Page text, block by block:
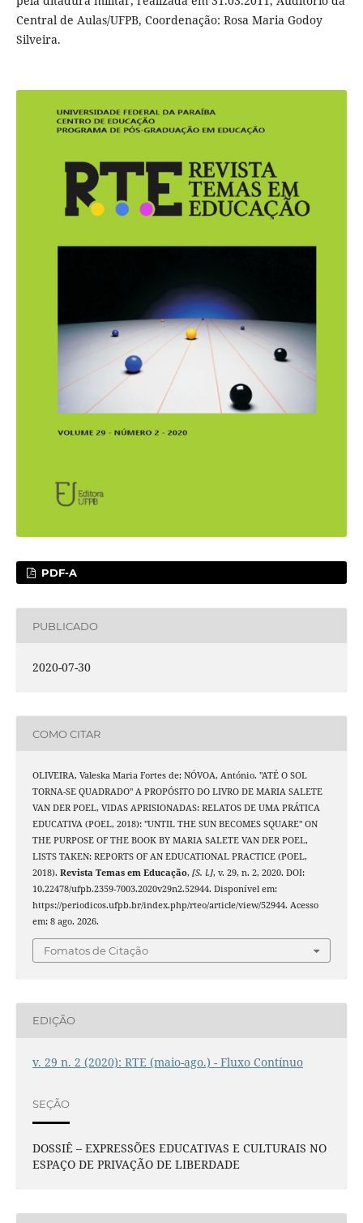
Central de Aulas/UFPB, Coordenação: Rosa Maria Godoy
Silveira.
PDF-A
PUBLICADO
2020-07-30
COMO CITAR
OLIVEIRA, Valeska Maria Fortes de; NÓVOA, António. "ATÉ O SOL
TORNA-SE QUADRADO" A PROPÓSITO DO LIVRO DE MARIA SALETE
VAN DER POEL, VIDAS APRISIONADAS: RELATOS DE UMA PRÁTICA
EDUCATIVA (POEL, 2018): "UNTIL THE SUN BECOMES SQUARE" ON
THE PURPOSE OF THE BOOK BY MARIA SALETE VAN DER POEL,
LISTS TAKEN: REPORTS OF AN EDUCATIONAL PRACTICE (POEL,
2018). Revista Temas em Educação, [S. l.], v. 29, n. 2, 2020. DOI:
10.22478/ufpb.2359-7003.2020v29n2.52944. Disponível em:
https://periodicos.ufpb.br/index.php/rteo/article/view/52944. Acesso
em: 8 ago. 2026.
Fomatos de Citação
EDIÇÃO
v. 29 n. 2 (2020): RTE (maio-ago.) - Fluxo Contínuo
SEÇÃO
DOSSIÊ – EXPRESSÕES EDUCATIVAS E CULTURAIS NO
ESPAÇO DE PRIVAÇÃO DE LIBERDADE